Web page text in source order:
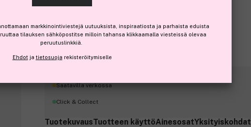
-10%
4,10 €
Saatavilla verkossa
Click & Collect
TuotekuvausTuotteen käyttöAinesosatYksityiskohdat
markkinointiviestejä uutuuksista, inspiraatiosta ja parhaista eduista
tilauksen sähköpostitse milloin tahansa klikkaamalla viesteissä olevaa
peruutuslinkkiä.
Ehdotja tietosuoja rekisteröitymiselle